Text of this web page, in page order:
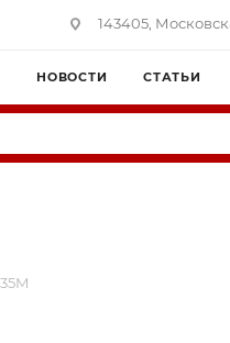
143405,
НОВОСТИ СТАТЬИ